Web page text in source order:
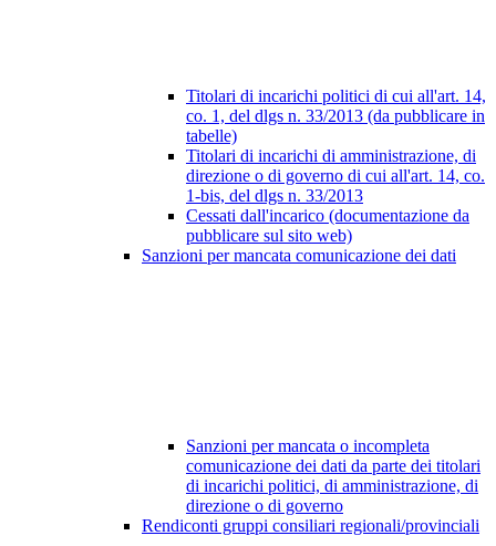
Titolari di incarichi politici di cui all'art. 14,
co. 1, del dlgs n. 33/2013 (da pubblicare in
tabelle)
Titolari di incarichi di amministrazione, di
direzione o di governo di cui all'art. 14, co.
1-bis, del dlgs n. 33/2013
Cessati dall'incarico (documentazione da
pubblicare sul sito web)
Sanzioni per mancata comunicazione dei dati
Sanzioni per mancata o incompleta
comunicazione dei dati da parte dei titolari
di incarichi politici, di amministrazione, di
direzione o di governo
Rendiconti gruppi consiliari regionali/provinciali